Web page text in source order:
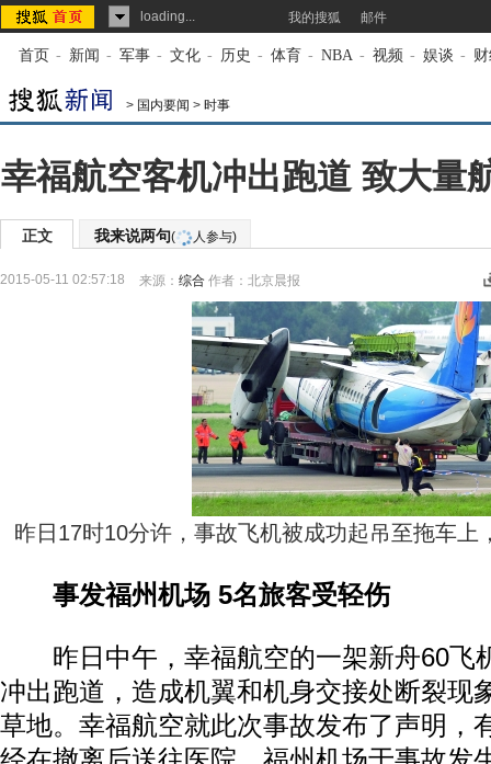
loading... 我的搜狐 邮件
首页 - 新闻 - 军事 - 文化 - 历史 - 体育 - NBA - 视频 - 娱谈 -
> 国内要闻 > 时事
幸福航空客机冲出跑道 致大量
正文 我来说两句( 人参与)
2015-05-11 02:57:18 来源： 综合 作者：北京晨报
昨日17时10分许，事故飞机被成功起吊至拖车上
事发福州机场 5名旅客受轻伤
昨日中午，幸福航空的一架新舟60飞
冲出跑道，造成机翼和机身交接处断裂现
草地。幸福航空就此次事故发布了声明，